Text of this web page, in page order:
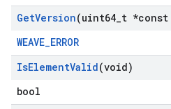
GetVersion(uint64 t *const
WEAVE_ERROR
IsElementValid(void)
bool